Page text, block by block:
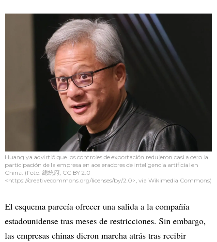
Huang ya advirtió que los controles de exportación redujeron casi a cero la
participación de la empresa en aceleradores de inteligencia artificial en
China. (Foto: 總統府, CC BY 2.0
<https://creativecommons.org/licenses/by/2.0>, via Wikimedia Commons)
El esquema parecía ofrecer una salida a la compañía
estadounidense tras meses de restricciones. Sin embargo,
las empresas chinas dieron marcha atrás tras recibir